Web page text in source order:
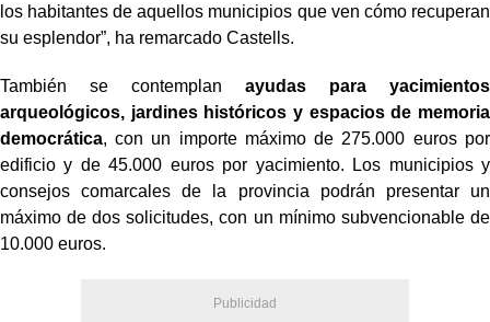
los habitantes de aquellos municipios que ven cómo recuperan
su esplendor”, ha remarcado Castells.
También se contemplan ayudas para yacimientos
arqueológicos, jardines históricos y espacios de memoria
democrática, con un importe máximo de 275.000 euros por
edificio y de 45.000 euros por yacimiento. Los municipios y
consejos comarcales de la provincia podrán presentar un
máximo de dos solicitudes, con un mínimo subvencionable de
10.000 euros.